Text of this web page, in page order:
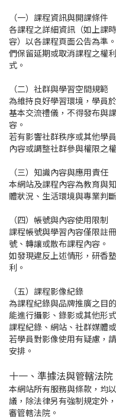
（一）課程資訊與開課條件
各課程之詳細資訊（如上課
容）以各課程頁面公告為準
們保留延期或取消課程之權
式。
（二）社群與學習空間規範
為維持良好學習環境，學員
基本交流禮儀，不得發布與
容。
若有影響社群秩序或其他學
內容或調整社群參與權限之
（三）知識內容與應用責任
本網站及課程內容為教育與
體狀況、生活環境與專業判
（四）帳號與內容使用限制
課程帳號與學習內容僅限註
號、轉讓或散布課程內容。
如發現違反上述情形，研香
利。
（五）課程影像紀錄
為課程紀錄與品牌推廣之目
能進行攝影、錄影或其他形
課程紀錄、網站、社群媒體
若學員對影像使用有疑慮，
安排。
十一、準據法與管轄法院
本網站所有服務與條款，均
議，除法律另有強制規定外
審管轄法院。